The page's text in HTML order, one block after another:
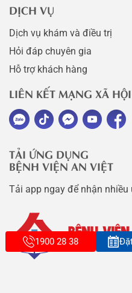
DỊCH VỤ
Dịch vụ khám và điều trị
Hỏi đáp chuyên gia
Hỗ trợ khách hàng
LIÊN KẾT MẠNG XÃ HỘI
TẢI ỨNG DỤNG
BỆNH VIỆN AN VIỆT
Tải app ngay để nhận
1900 28 38